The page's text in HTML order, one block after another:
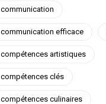
communication
communication efficace
compétences artistiques
compétences clés
compétences culinaires